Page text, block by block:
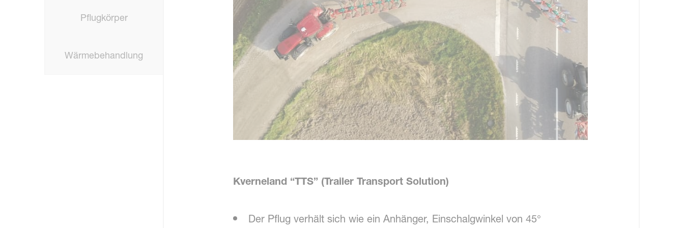
Pflugkörper
Wärmebehandlung
Kverneland “TTS” (Trailer Transport Solution)
Der Pflug verhält sich wie ein Anhänger, Einschalgwinkel von 45°